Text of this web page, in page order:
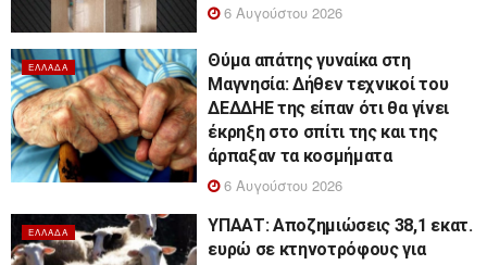
6 Αυγούστου 2026
ΕΛΛΆΔΑ
Θύμα απάτης γυναίκα στη
Μαγνησία: Δήθεν τεχνικοί του
ΔΕΔΔΗΕ της είπαν ότι θα γίνει
έκρηξη στο σπίτι της και της
άρπαξαν τα κοσμήματα
6 Αυγούστου 2026
ΕΛΛΆΔΑ
ΥΠΑΑΤ: Αποζημιώσεις 38,1 εκατ.
ευρώ σε κτηνοτρόφους για